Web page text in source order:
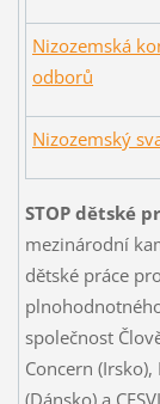
Nizozemská
odborů
Nizozemský
STOP dětské
mezinárodní
dětské práce
společnost
Concern
(Dánsko) a